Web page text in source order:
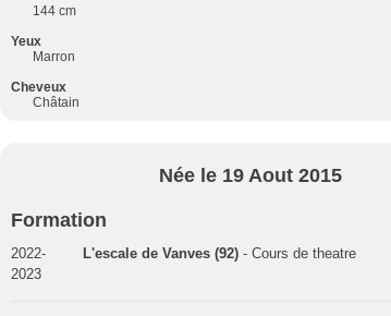
144 cm
Yeux
Marron
Cheveux
Châtain
Née le 19 Aout 2015
Formation
2022-
2023
L'escale de Vanves (92) - Cours de theatre